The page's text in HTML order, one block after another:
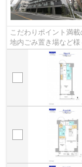
こだわりポイント満
地内ごみ置き場など
が好きな方におすすめ